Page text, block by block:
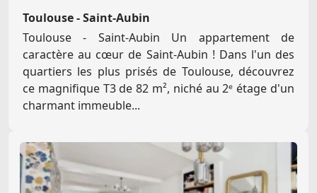
Toulouse - Saint-Aubin
Toulouse - Saint-Aubin Un appartement de
caractère au cœur de Saint-Aubin ! Dans l'un des
quartiers les plus prisés de Toulouse, découvrez
ce magnifique T3 de 82 m², niché au 2ᵉ étage d'un
charmant immeuble...